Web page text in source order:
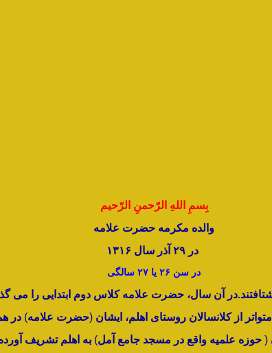
بِسمِ اللهِ الرّحمنِ الرّحیم
والده مکرمه حضرت علامه
در ۲۹ آذر سال ۱۳۱۶
در سن ۲۶ یا ۲۷ سالگی
شتافتند.در آن سال، حضرت علامه کلاس دوم ابتدایی را می
از کلانسالان روستای اهلم، ایشان (حضرت علامه) در
( حوزه علمیه واقع در مسجد جامع آمل) به اهلم تشریف